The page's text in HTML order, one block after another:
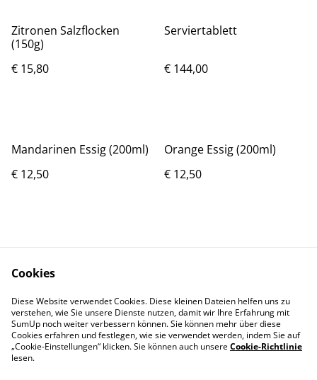
Zitronen Salzflocken
(150g)
€ 15,80
Serviertablett
€ 144,00
Mandarinen Essig (200ml)
€ 12,50
Orange Essig (200ml)
€ 12,50
Rechtliches
Datenschutz
Cookie-Richtlinie
Cookies
Diese Website verwendet Cookies. Diese kleinen Dateien helfen uns zu
verstehen, wie Sie unsere Dienste nutzen, damit wir Ihre Erfahrung mit
SumUp noch weiter verbessern können. Sie können mehr über diese
Cookies erfahren und festlegen, wie sie verwendet werden, indem Sie auf
„Cookie-Einstellungen“ klicken. Sie können auch unsereCookie-Richtlinie
lesen.